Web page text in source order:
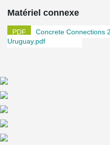
Matériel connexe
Concrete Connections
Uruguay.pdf